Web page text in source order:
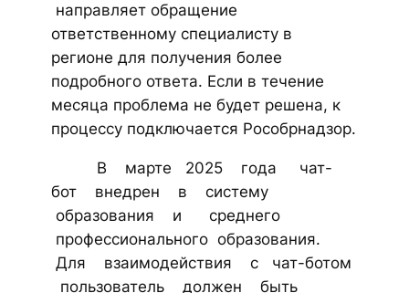
направляет обращение
ответственному специалисту в
регионе для получения более
подробного ответа. Если в течение
месяца проблема не будет решена, к
процессу подключается Рособрнадзор.
В марте 2025 года чат-
бот внедрен в систему
образования и среднего
профессионального образования.
Для взаимодействия с чат-ботом
пользователь должен быть